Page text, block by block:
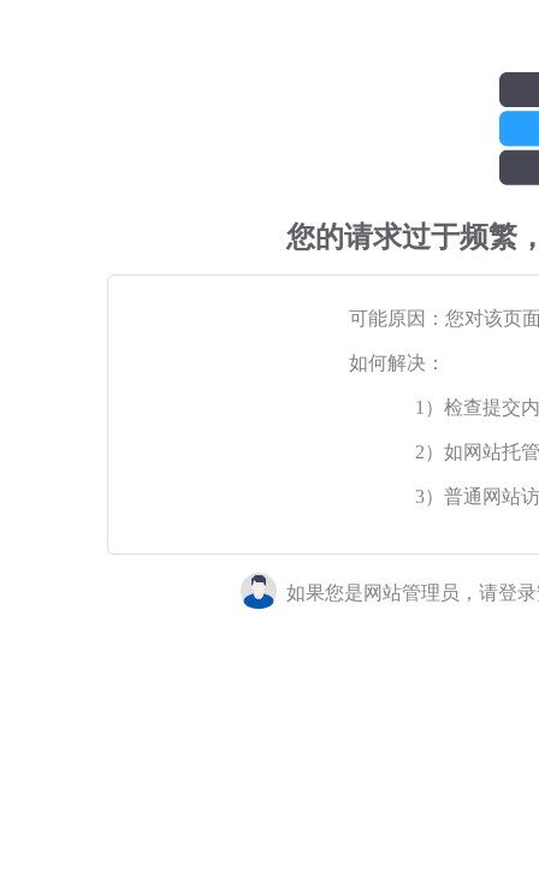
您的请求过于频繁
可能原因：您对该页
如何解决：
1）检查提交
2）如网站托
3）普通网站
如果您是网站管理员，请登